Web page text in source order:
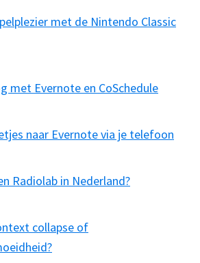
met de Nintendo Classic
met Evernote en CoSchedule
naar Evernote via je telefoon
Radiolab in Nederland?
collapse of